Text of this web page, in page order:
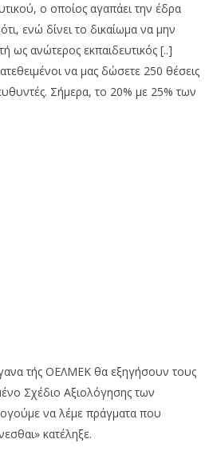
ο οποίος αγαπάει την έδρα
ενώ δίνει το δικαίωμα να μην
ως ανώτερος εκπαιδευτικός [..]
να μας δώσετε 250 θέσεις
Σήμερα, το 20% με 25% των
τής ΟΕΛΜΕΚ θα εξηγήσουν τους
Σχέδιο Αξιολόγησης των
να λέμε πράγματα που
κατέληξε.